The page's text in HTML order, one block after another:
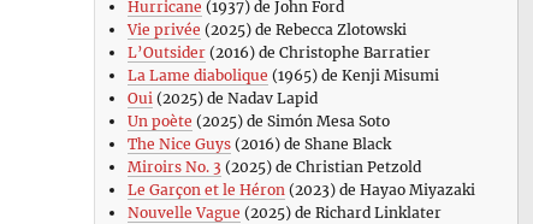
Hurricane (1937) de John Ford
Vie privée (2025) de Rebecca Zlotowski
L’Outsider(2016) de Christophe Barratier
La Lame diabolique (1965) de Kenji Misumi
Oui (2025) de Nadav Lapid
Un poète (2025) de Simón Mesa Soto
The Nice Guys(2016) de Shane Black
Miroirs No. 3 (2025) de Christian Petzold
Le Garçon et le Héron (2023) de Hayao Miyazaki
Nouvelle Vague (2025) de Richard Linklater